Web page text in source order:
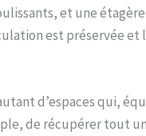
et une
est préservée et
d’espaces qui,
de récupérer tout